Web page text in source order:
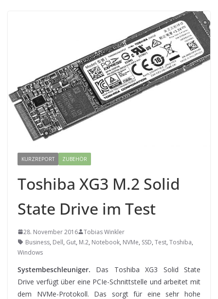
KURZREPORT ZUBEHÖR
Toshiba XG3 M.2 Solid
State Drive im Test
28. November 2016
Tobias Winkler
Business, Dell, Gut, M.2, Notebook, NVMe, SSD, Test, Toshiba,
Windows
Systembeschleuniger. Das Toshiba XG3 Solid State
Drive verfügt über eine PCIe-Schnittstelle und arbeitet mit
dem NVMe-Protokoll. Das sorgt für eine sehr hohe